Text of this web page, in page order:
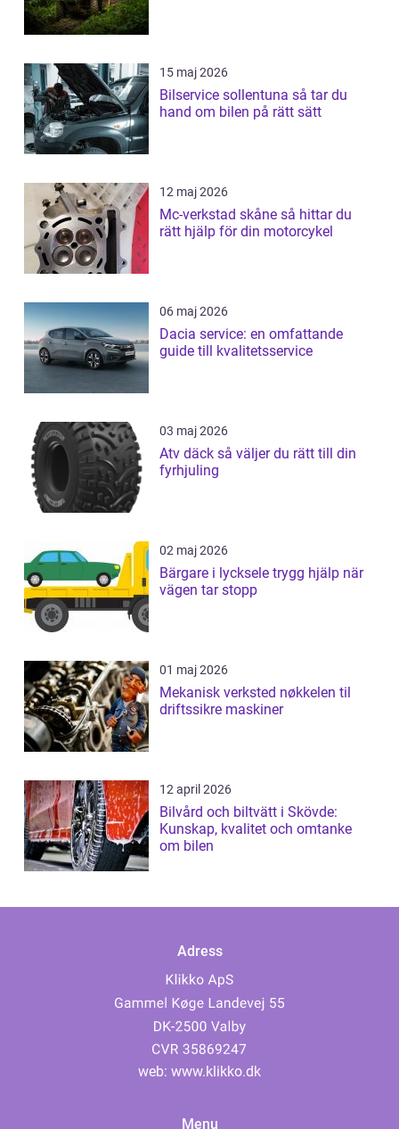
15 maj 2026
Bilservice sollentuna så tar du
hand om bilen på rätt sätt
12 maj 2026
Mc-verkstad skåne så hittar du
rätt hjälp för din motorcykel
06 maj 2026
Dacia service: en omfattande
guide till kvalitetsservice
03 maj 2026
Atv däck så väljer du rätt till din
fyrhjuling
02 maj 2026
Bärgare i lycksele trygg hjälp när
vägen tar stopp
01 maj 2026
Mekanisk verksted nøkkelen til
driftssikre maskiner
12 april 2026
Bilvård och biltvätt i Skövde:
Kunskap, kvalitet och omtanke
om bilen
Adress
web: www.klikko.dk
Menu